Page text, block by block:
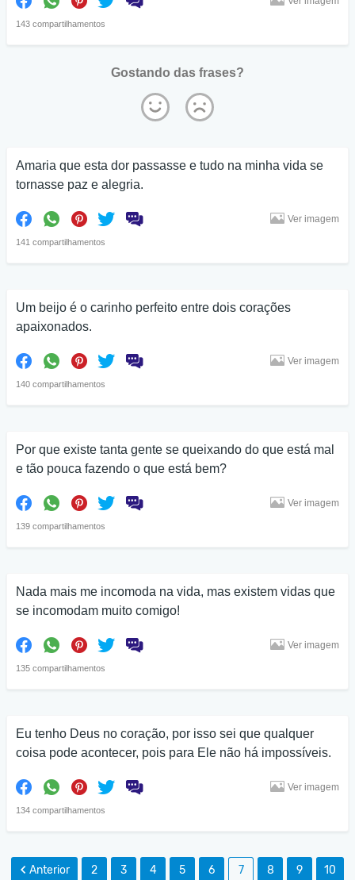
143 compartilhamentos
Gostando das frases?
Amaria que esta dor passasse e tudo na minha vida se
tornasse paz e alegria.
141 compartilhamentos
Ver imagem
Um beijo é o carinho perfeito entre dois corações
apaixonados.
140 compartilhamentos
Ver imagem
Por que existe tanta gente se queixando do que está mal
e tão pouca fazendo o que está bem?
139 compartilhamentos
Ver imagem
Nada mais me incomoda na vida, mas existem vidas que
se incomodam muito comigo!
135 compartilhamentos
Ver imagem
Eu tenho Deus no coração, por isso sei que qualquer
coisa pode acontecer, pois para Ele não há impossíveis.
134 compartilhamentos
Ver imagem
Anterior 2 3 4 5 6 7 8 9 10